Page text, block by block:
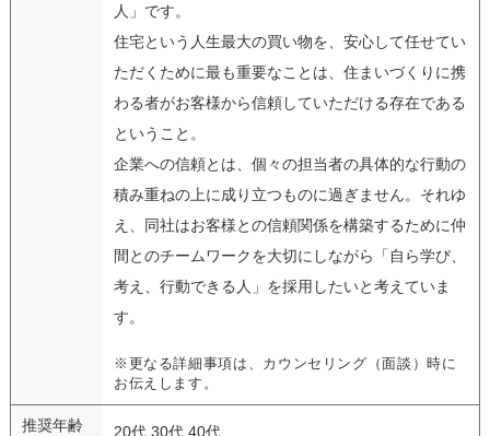
人」です。
住宅という人生最大の買い物を、安心して任せてい
ただくために最も重要なことは、住まいづくりに携
わる者がお客様から信頼していただける存在である
ということ。
企業への信頼とは、個々の担当者の具体的な行動の
積み重ねの上に成り立つものに過ぎません。それゆ
え、同社はお客様との信頼関係を構築するために仲
間とのチームワークを大切にしながら「自ら学び、
考え、行動できる人」を採用したいと考えていま
す。
※更なる詳細事項は、カウンセリング（面談）時に
お伝えします。
推奨年齢 20代 30代 40代